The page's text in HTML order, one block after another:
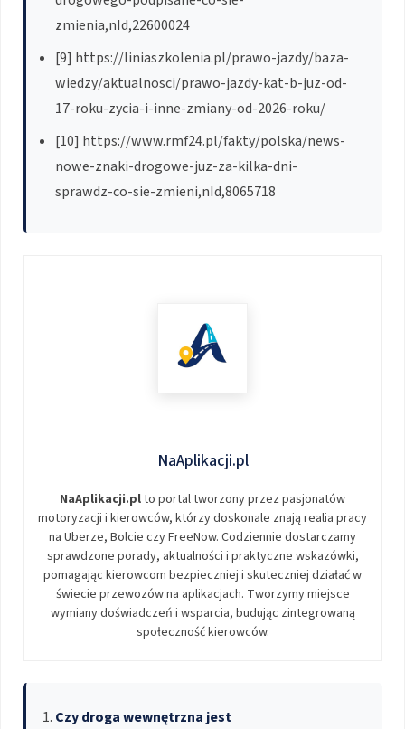
zmienia,nId,22600024
[9] https://liniaszkolenia.pl/prawo-jazdy/baza-
wiedzy/aktualnosci/prawo-jazdy-kat-b-juz-od-
17-roku-zycia-i-inne-zmiany-od-2026-roku/
[10] https://www.rmf24.pl/fakty/polska/news-
nowe-znaki-drogowe-juz-za-kilka-dni-
sprawdz-co-sie-zmieni,nId,8065718
NaAplikacji.pl
NaAplikacji.plto portal tworzony przez pasjonatów
motoryzacji i kierowców, którzy doskonale znają realia pracy
na Uberze, Bolcie czy FreeNow. Codziennie dostarczamy
sprawdzone porady, aktualności i praktyczne wskazówki,
pomagając kierowcom bezpieczniej i skuteczniej działać w
świecie przewozów na aplikacjach. Tworzymy miejsce
wymiany doświadczeń i wsparcia, budując zintegrowaną
społeczność kierowców.
Czy droga wewnętrzna jest